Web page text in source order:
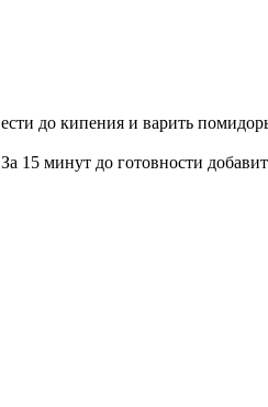
до кипения и варить
15 минут до готовности